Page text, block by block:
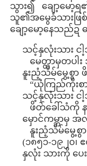
သွား၍ ချော့မေ
သူ၏အမွေခံသားဖ
ချော့မော့နေသည်ဍ
သင့်နှလုံးသား င
မေတ္တာမှတပါး
နူးညံ့သိမ်မွေ့စွာ
“ယုံကြည်ကိုးစ
သင့်နှလုံးသား ငါ့
ဖိတ်ခေါ်သံကို န
မှောင်ကမ္ဘာမှ
နူးညံ့သိမ်မွေ့စွ
(၁၈၅၁-၁၉၂၀၊
နှလုံး သားကို ပေ